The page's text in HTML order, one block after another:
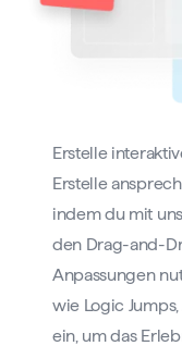
Erstelle
Erstelle
indem du mit
den Drag-and-
Anpassungen
wie Logic
ein, um das